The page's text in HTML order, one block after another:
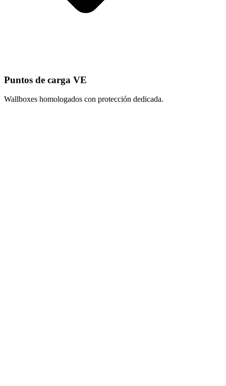
Puntos de carga VE
Wallboxes homologados con protección dedicada.